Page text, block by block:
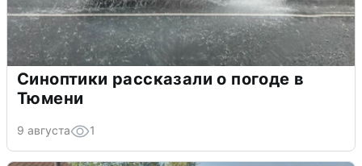
Синоптики рассказали о погоде в
Тюмени
9 августа 1